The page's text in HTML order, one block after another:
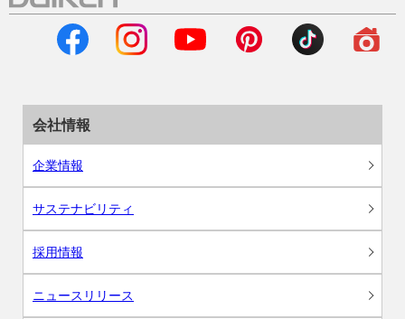
会社情報
企業情報
サステナビリティ
採用情報
ニュースリリース